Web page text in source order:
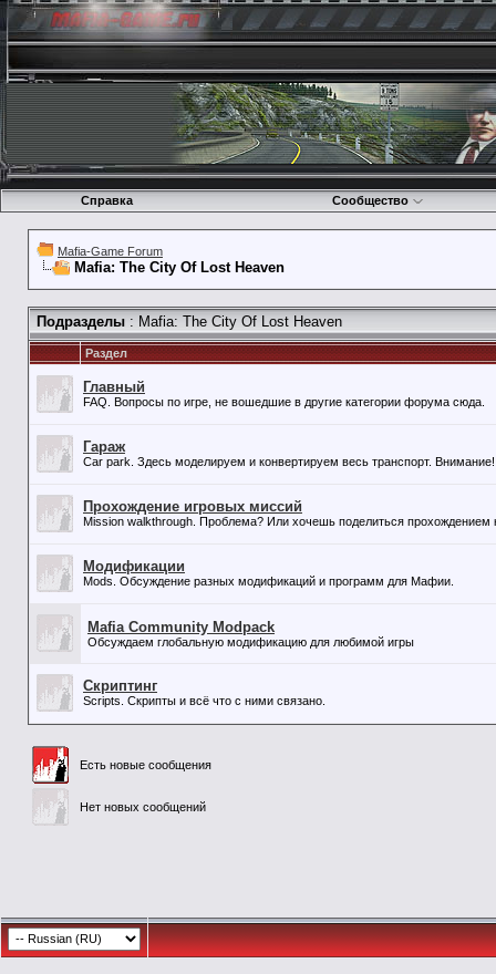
Справка Сообщество
Mafia-Game Forum
Mafia: The City Of Lost Heaven
Подразделы : Mafia: The City Of Lost Heaven
Раздел
Главный
FAQ. Вопросы по игре, не вошедшие в другие категории форума сюда.
Гараж
Car park. Здесь моделируем и конвертируем весь транспорт.
Прохождение игровых миссий
Mission walkthrough. Проблема? Или хочешь поделиться прохождением
Модификации
Mods. Обсуждение разных модификаций и программ для Мафии.
Mafia Community Modpack
Обсуждаем глобальную модификацию для любимой игры
Скриптинг
Scripts. Скрипты и всё что с ними связано.
Есть новые сообщения
Нет новых сообщений